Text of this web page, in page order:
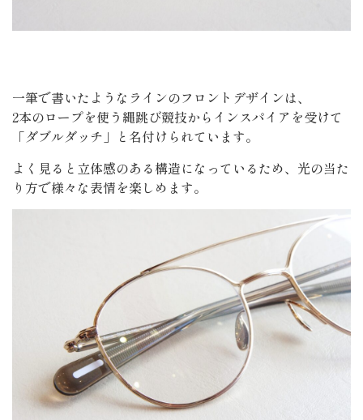
一筆で書いたようなラインのフロントデザインは、
2本のロープを使う縄跳び競技からインスパイアを受けて
「ダブルダッチ」と名付けられています。
よく見ると立体感のある構造になっているため、光の当た
り方で様々な表情を楽しめます。